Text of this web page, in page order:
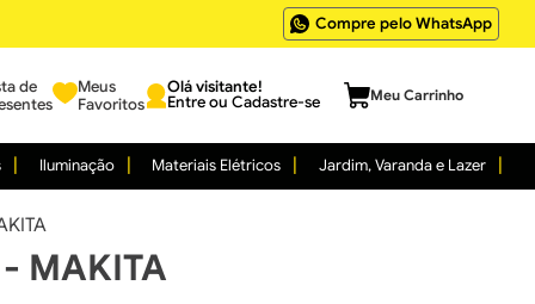
Compre pelo WhatsApp
de
Meus
Favoritos
Entre ou Cadastre-se
Iluminação Materiais Elétricos Jardim, Varanda e Lazer
MAKITA